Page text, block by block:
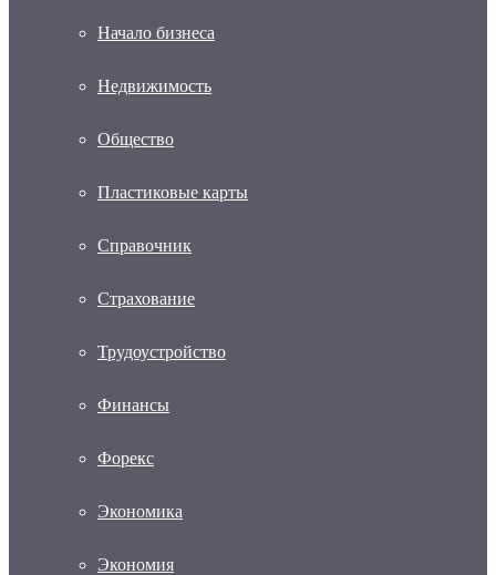
Начало бизнеса
Недвижимость
Общество
Пластиковые карты
Справочник
Страхование
Трудоустройство
Финансы
Форекс
Экономика
Экономия